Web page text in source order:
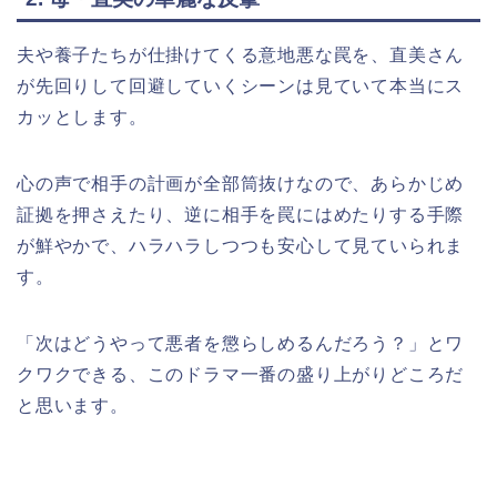
夫や養子たちが仕掛けてくる意地悪な罠を、直美さん
が先回りして回避していくシーンは見ていて本当にス
カッとします。
心の声で相手の計画が全部筒抜けなので、あらかじめ
証拠を押さえたり、逆に相手を罠にはめたりする手際
が鮮やかで、ハラハラしつつも安心して見ていられま
す。
「次はどうやって悪者を懲らしめるんだろう？」とワ
クワクできる、このドラマ一番の盛り上がりどころだ
と思います。